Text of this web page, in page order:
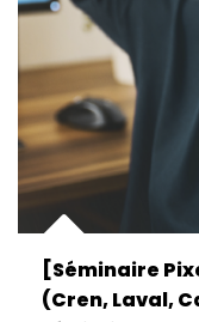
[Séminaire
(Cren, Laval,